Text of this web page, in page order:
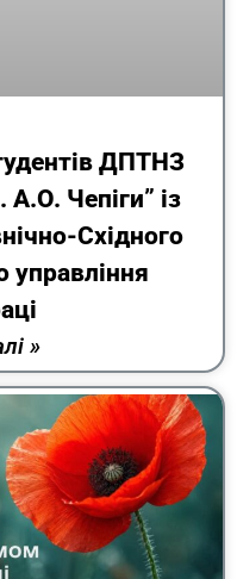
ДПТНЗ
Чепіги” із
Східного
управління
»